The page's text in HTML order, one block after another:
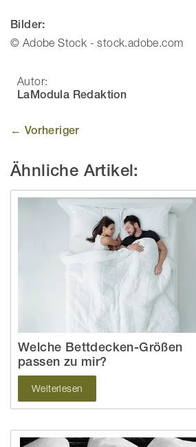
Bilder:
© Adobe Stock - stock.adobe.com
Autor:
LaModula Redaktion
← Vorheriger
Ähnliche Artikel:
Welche Bettdecken-Größen
passen zu mir?
Weiterlesen